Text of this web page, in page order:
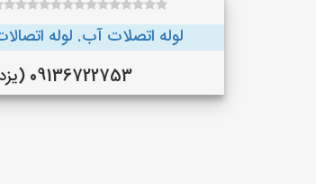
لوله اتصلات آب. لوله
09136722753 (یزد)